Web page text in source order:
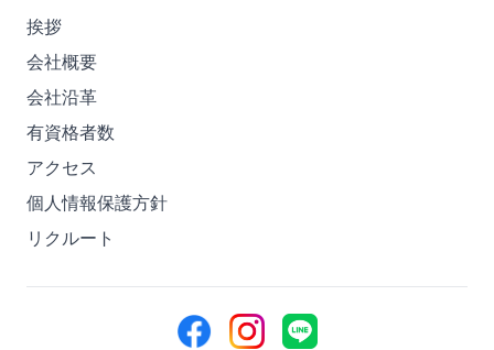
挨拶
会社概要
会社沿革
有資格者数
アクセス
個人情報保護方針
リクルート